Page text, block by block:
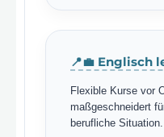
📍💼 Englisch
Flexible Kurse vor
maßgeschneidert
berufliche Situation.